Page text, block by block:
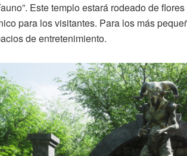
Este templo estará rodeado de
para los visitantes. Para los más
de entretenimiento.